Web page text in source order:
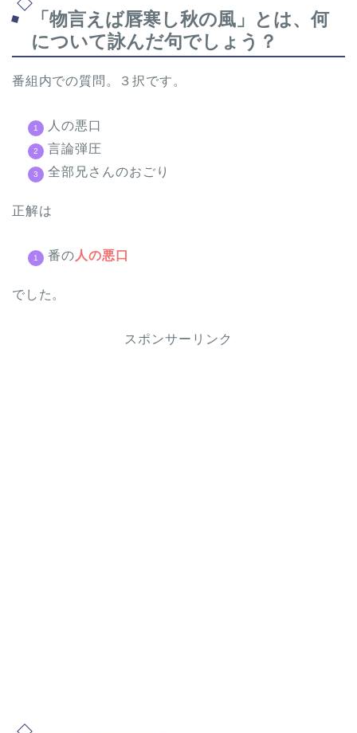
「物言えば唇寒し秋の風」とは、何
について詠んだ句でしょう？
番組内での質問。３択です。
人の悪口
言論弾圧
全部兄さんのおごり
正解は
番の 人の悪口
でした。
スポンサーリンク